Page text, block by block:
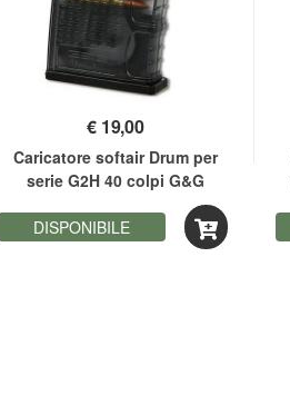
€ 19,00
Caricatore softair Drum per
serie G2H 40 colpi G&G
DISPONIBILE